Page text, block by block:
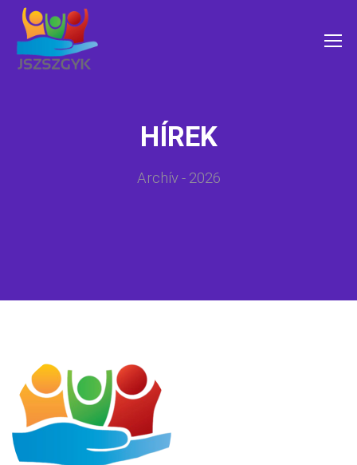
HÍREK
Archív - 2026